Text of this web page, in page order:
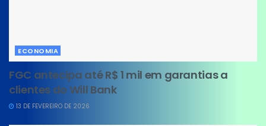
ECONOMIA
FGC antecipa até R$ 1 mil em garantias a
clientes do Will Bank
13 DE FEVEREIRO DE 2026